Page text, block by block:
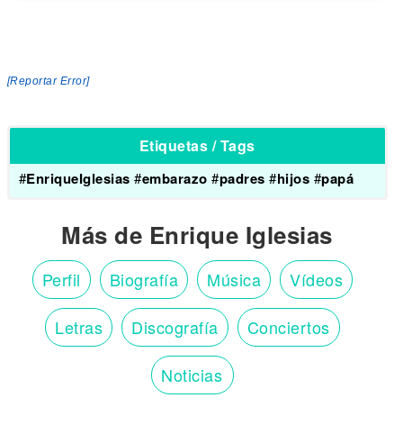
[Reportar Error]
Etiquetas / Tags
#EnriqueIglesias #embarazo #padres #hijos #papá
Más de Enrique Iglesias
Perfil Biografía Música Vídeos
Letras Discografía Conciertos
Noticias